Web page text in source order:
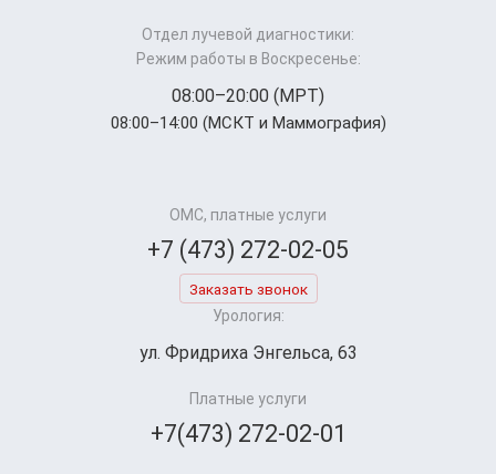
Отдел лучевой диагностики:
Режим работы в Воскресенье:
08:00–20:00 (МРТ)
08:00–14:00 (МСКТ и Маммография)
ОМС, платные услуги
+7 (473) 272-02-05
Заказать звонок
Урология:
ул. Фридриха Энгельса, 63
Платные услуги
+7(473) 272-02-01